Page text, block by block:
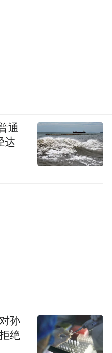
通
达
孙
绝